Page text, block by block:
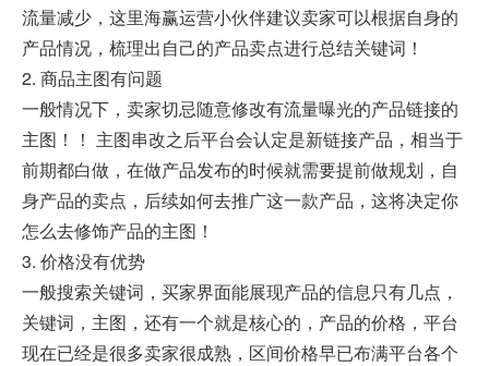
流量减少，这里海赢运营小伙伴建议卖家可以根据自身的
产品情况，梳理出自己的产品卖点进行总结关键词！
2. 商品主图有问题
一般情况下，卖家切忌随意修改有流量曝光的产品链接的
主图！！ 主图串改之后平台会认定是新链接产品，相当于
前期都白做，在做产品发布的时候就需要提前做规划，自
身产品的卖点，后续如何去推广这一款产品，这将决定你
怎么去修饰产品的主图！
3. 价格没有优势
一般搜索关键词，买家界面能展现产品的信息只有几点，
关键词，主图，还有一个就是核心的，产品的价格，平台
现在已经是很多卖家很成熟，区间价格早已布满平台各个